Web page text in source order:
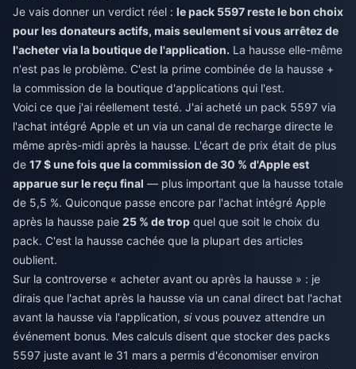
Je vais donner un verdict réel : le pack 5597 reste le bon choix
pour les donateurs actifs, mais seulement si vous arrêtez de
l'acheter via la boutique de l'application. La hausse elle-même
n'est pas le problème. C'est la prime combinée de la hausse +
la commission de la boutique d'applications qui l'est.
Voici ce que j'ai réellement testé. J'ai acheté un pack 5597 via
l'achat intégré Apple et un via un canal de recharge directe le
même après-midi après la hausse. L'écart de prix était de plus
de 17 $ une fois que la commission de 30 % d'Apple est
apparue sur le reçu final — plus important que la hausse totale
de 5,5 %. Quiconque passe encore par l'achat intégré Apple
après la hausse paie 25 % de trop quel que soit le choix du
pack. C'est la hausse cachée que la plupart des articles
oublient.
Sur la controverse « acheter avant ou après la hausse » : je
dirais que l'achat après la hausse via un canal direct bat l'achat
avant la hausse via l'application, sivous pouvez attendre un
événement bonus. Mes calculs disent que stocker des packs
5597 juste avant le 31 mars a permis d'économiser environ